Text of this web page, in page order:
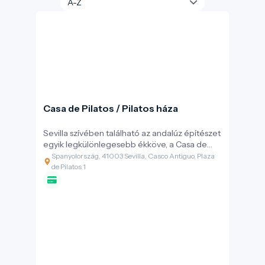
Casa de Pilatos / Pilatos háza
Sevilla szívében található az andalúz építészet
egyik legkülönlegesebb ékköve, a Casa de
Pilatos. Ez a palota nem csupán egy
történelmi műemlék, hanem egy élő példája
annak, hogyan maradhat egy épület
Spanyolország, 41003 Sevilla, Casco Antiguo, Plaza
de Pilatos 1